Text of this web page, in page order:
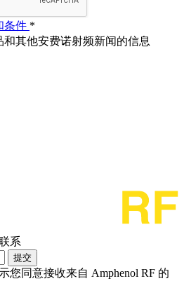
条件 *
其他安费诺射频新闻的信息
系
提交
您同意接收来自 Amphenol RF 的